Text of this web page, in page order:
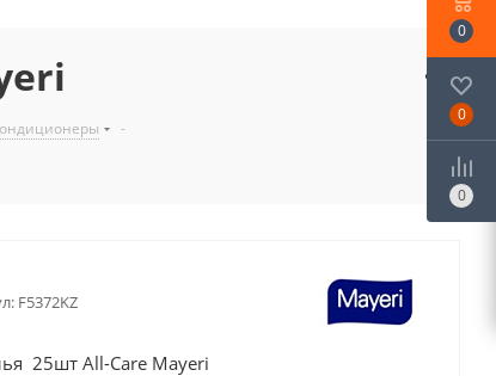
-
F5372KZ
25шт All-Care Mayeri
0
0
0